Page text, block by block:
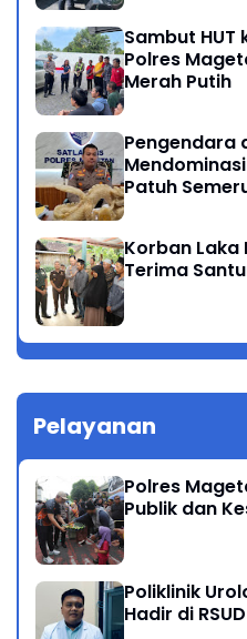
Sambut HUT
Polres
Merah Putih
Pengendara
Patuh
Korban Laka
Terima
Pelayanan
Polres
Publik dan
Poliklinik
Hadir di